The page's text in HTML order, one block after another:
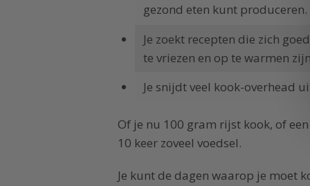
gezond eten kunt produceren.
Je zoekt recepten die zich
te vriezen en op te warmen
Je snijdt veel kook-overhead uit
Of je nu 100 gram rijst kook, of
10 keer zoveel voedsel.
Je kunt de dagen waarop je moet